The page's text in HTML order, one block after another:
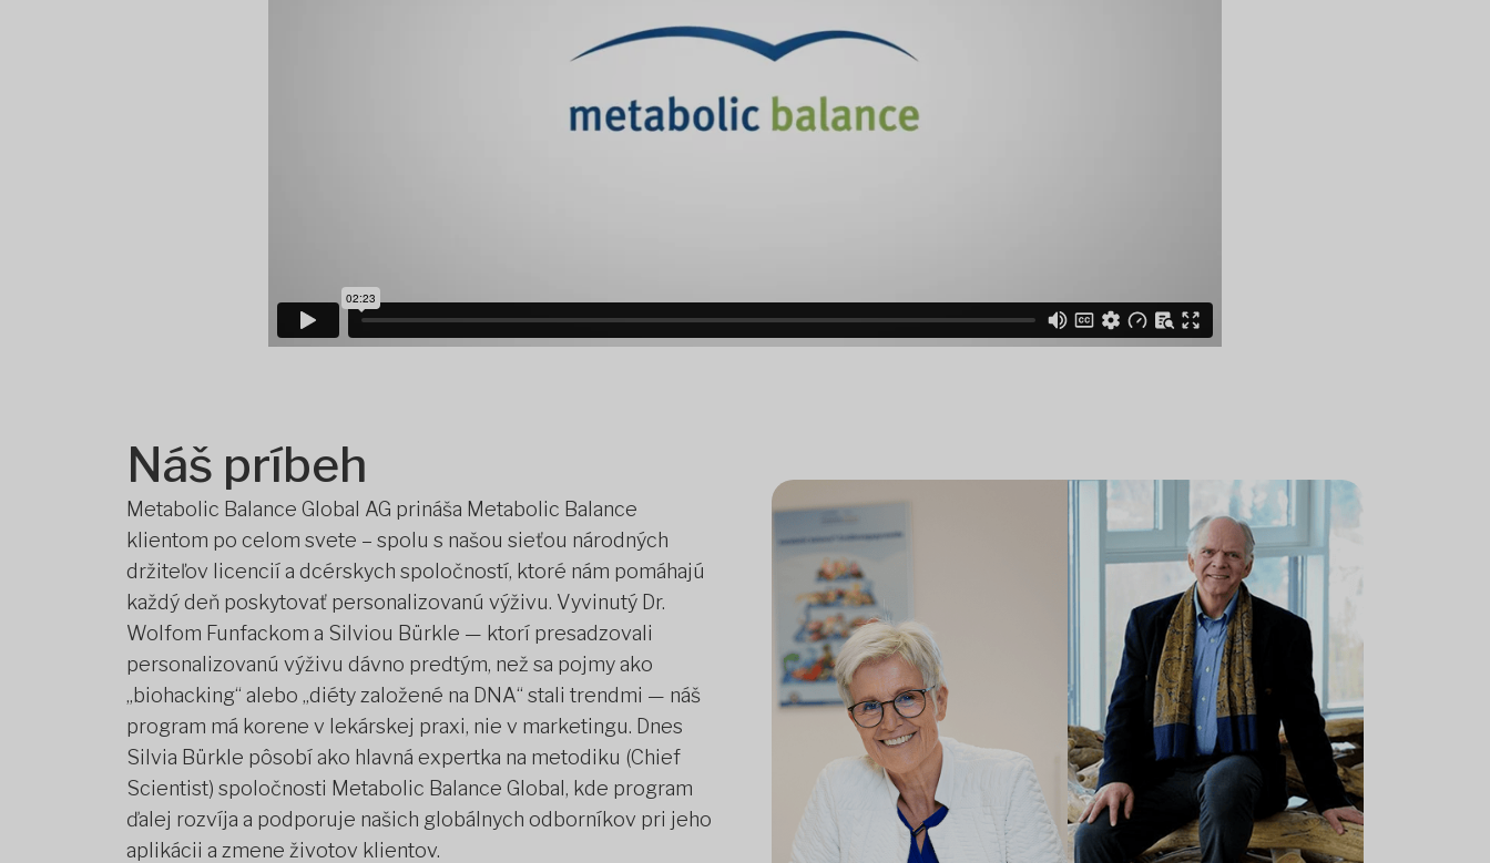
Náš príbeh
Metabolic Balance Global AG prináša Metabolic Balance
klientom po celom svete – spolu s našou sieťou národných
držiteľov licencií a dcérskych spoločností, ktoré nám pomáhajú
každý deň poskytovať personalizovanú výživu. Vyvinutý Dr.
Wolfom Funfackom a Silviou Bürkle — ktorí presadzovali
personalizovanú výživu dávno predtým, než sa pojmy ako
„biohacking“ alebo „diéty založené na DNA“ stali trendmi — náš
program má korene v lekárskej praxi, nie v marketingu. Dnes
Silvia Bürkle pôsobí ako hlavná expertka na metodiku (Chief
Scientist) spoločnosti Metabolic Balance Global, kde program
ďalej rozvíja a podporuje našich globálnych odborníkov pri jeho
aplikácii a zmene životov klientov.